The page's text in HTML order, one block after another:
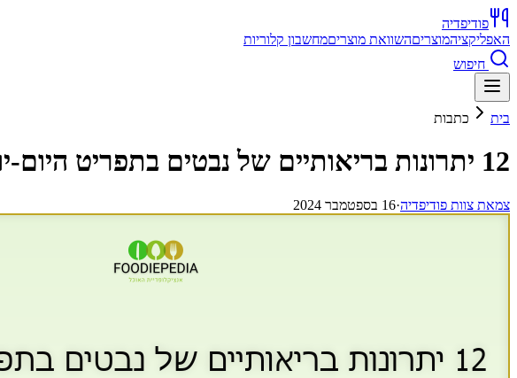
פודיפדיה
האפליקציהמוצריםהשוואת מוצריםמחשבון קלוריות
חיפוש
בית כתבות
12 יתרונות בריאותיים של נבטים בתפריט היום-יומי
צמאת צוות פודיפדיה·16 בספטמבר 2024